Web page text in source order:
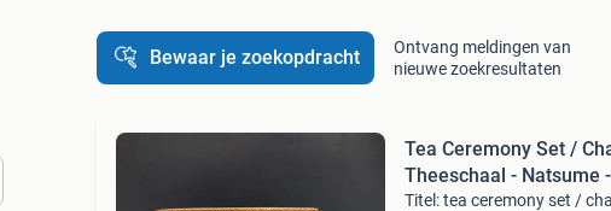
Bewaar je zoekopdracht
Ontvang meldingen van
nieuwe zoekresultaten
Tea Ceremony Set /
Theeschaal - Natsume -
Titel: tea ceremony set /